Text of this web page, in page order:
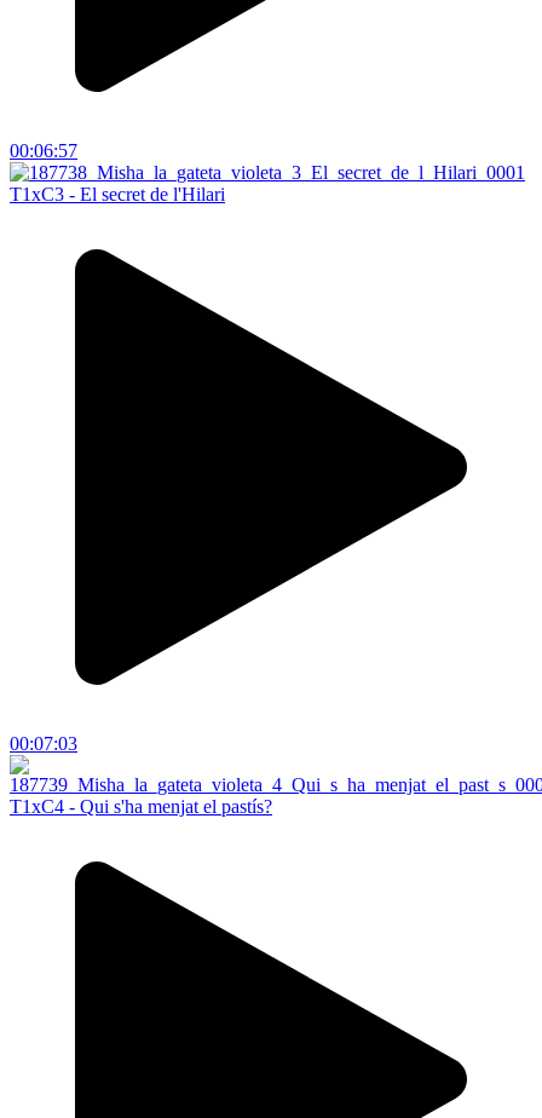
00:06:57
T1xC3 - El secret de l'Hilari
00:07:03
T1xC4 - Qui s'ha menjat el pastís?